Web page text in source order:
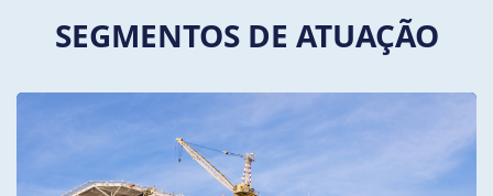
SEGMENTOS DE ATUAÇÃO